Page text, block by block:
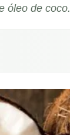
óleo de coco.